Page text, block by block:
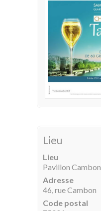
Lieu
Lieu
Pavillon Cambon
Adresse
46, rue Cambon
Code postal